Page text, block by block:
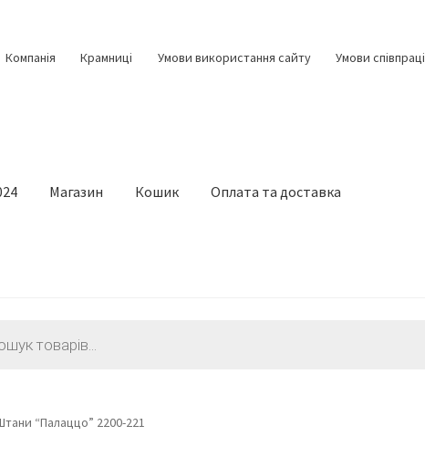
Компанія Крамниці Умови використання сайту Умови співпраці
Магазин Кошик Оплата та доставка
“Палаццо” 2200-221